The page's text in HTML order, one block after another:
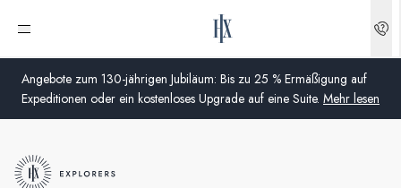
Angebote zum 130-jährigen Jubiläum: Bis zu 25 % Ermäßigung auf
Expeditionen oder ein kostenloses Upgrade auf eine Suite. Mehr lesen
Menü öffnen